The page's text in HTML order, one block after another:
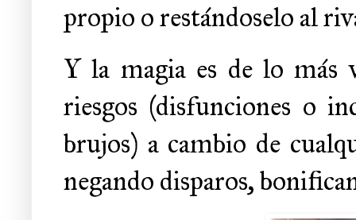
propio o restándoselo al
Y la magia es de lo más
riesgos (disfunciones o
brujos) a cambio de
negando disparos,